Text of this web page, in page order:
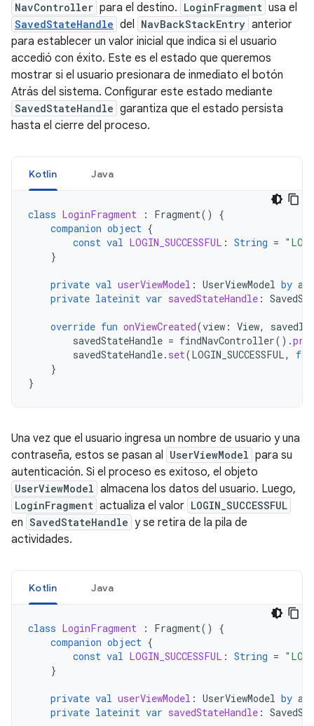
NavController para el destino. LoginFragment usa el
SavedStateHandle del NavBackStackEntry anterior
para establecer un valor inicial que indica si el usuario
accedió con éxito. Este es el estado que queremos
mostrar si el usuario presionara de inmediato el botón
Atrás del sistema. Configurar este estado mediante
SavedStateHandle garantiza que el estado persista
hasta el cierre del proceso.
Kotlin Java
class LoginFragment : Fragment()
{
companion object {
const val LOGIN_SUCCESSFUL : String =
}
private val userViewModel : UserViewModel by
private lateinit var savedStateHandle :
override fun onViewCreated(view : View,
savedStateHandle = findNavController().
savedStateHandle. set(LOGIN_SUCCESSFUL,
}
}
Una vez que el usuario ingresa un nombre de usuario y una
contraseña, estos se pasan al UserViewModel para su
autenticación. Si el proceso es exitoso, el objeto
UserViewModel almacena los datos del usuario. Luego,
LoginFragment actualiza el valor LOGIN_SUCCESSFUL
en SavedStateHandle y se retira de la pila de
actividades.
Kotlin Java
class LoginFragment : Fragment()
{
companion object {
const val LOGIN_SUCCESSFUL : String =
}
private val userViewModel : UserViewModel by
private lateinit var savedStateHandle :